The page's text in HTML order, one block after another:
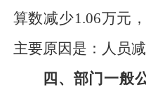
算数减少1.06万元
主要原因是： 人员
四、部门一般